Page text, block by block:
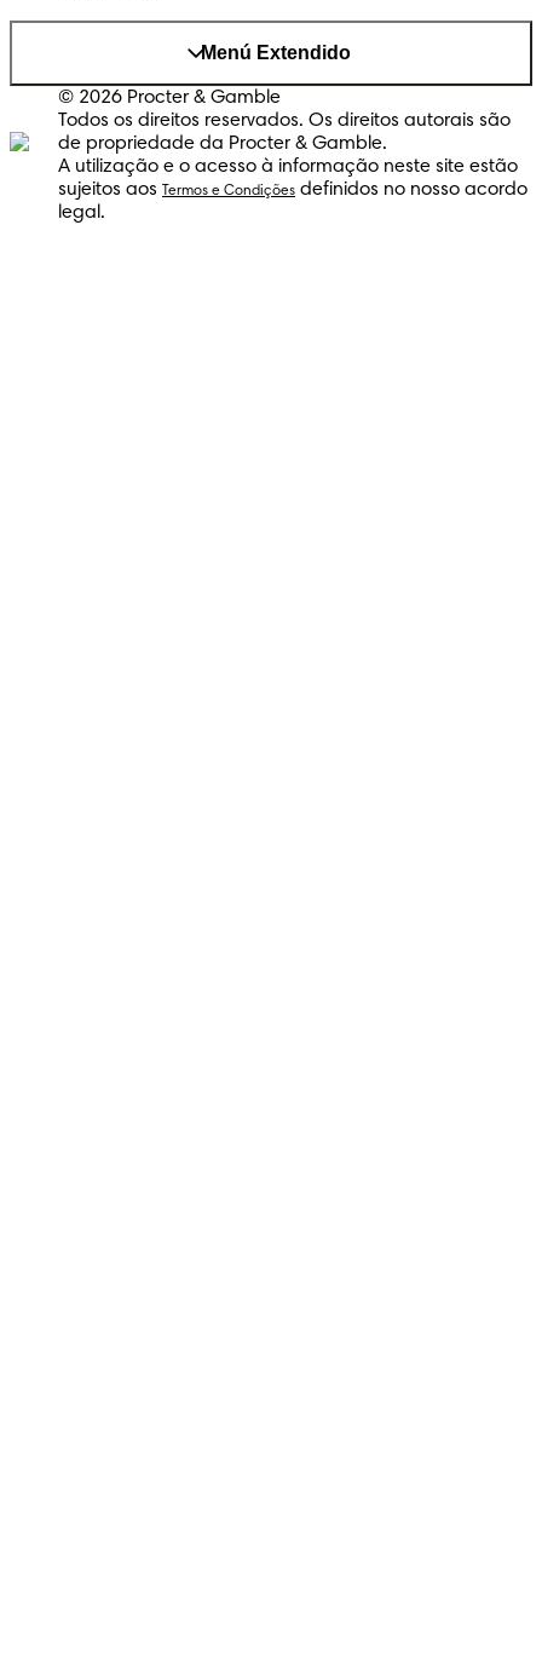
Menú Extendido
© 2026 Procter & Gamble
Todos os direitos reservados. Os direitos autorais são
de propriedade da Procter & Gamble.
A utilização e o acesso à informação neste site estão
sujeitos aos
Termos e Condições definidos no nosso acordo
legal.